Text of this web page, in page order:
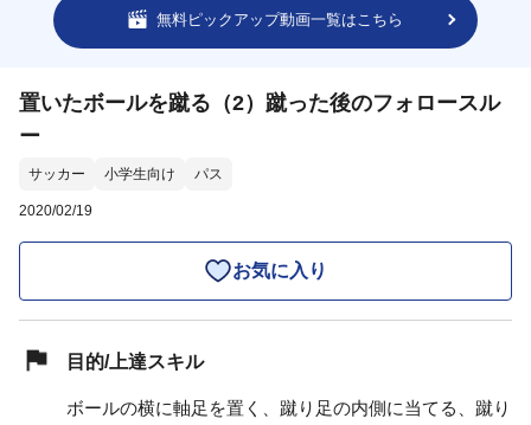
無料ピックアップ動画一覧はこちら
置いたボールを蹴る（2）蹴った後のフォロースル
ー
サッカー 小学生向け パス
2020/02/19
お気に入り
目的/上達スキル
ボールの横に軸足を置く、蹴り足の内側に当てる、蹴り